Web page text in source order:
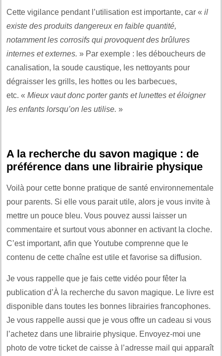
Cette vigilance pendant l’utilisation est importante, car « il
existe des produits dangereux en faible quantité,
notamment les corrosifs qui provoquent des brûlures
internes et externes. » Par exemple : les déboucheurs de
canalisation, la soude caustique, les nettoyants pour
dégraisser les grills, les hottes ou les barbecues,
etc. « Mieux vaut donc porter gants et lunettes et éloigner
les enfants lorsqu’on les utilise. »
A la recherche du savon magique : de
préférence dans une librairie physique
Voilà pour cette bonne pratique de santé environnementale
pour parents. Si elle vous parait utile, alors je vous invite à
mettre un pouce bleu. Vous pouvez aussi laisser un
commentaire et surtout vous abonner en activant la cloche.
C’est important, afin que Youtube comprenne que le
contenu de cette chaîne est utile et favorise sa diffusion.
Je vous rappelle que je fais cette vidéo pour fêter la
publication d’À la recherche du savon magique. Le livre est
disponible dans toutes les bonnes librairies francophones.
Je vous rappelle aussi que je vous offre un cadeau si vous
l’achetez dans une librairie physique. Envoyez-moi une
photo de votre ticket de caisse à l’adresse mail qui apparaît